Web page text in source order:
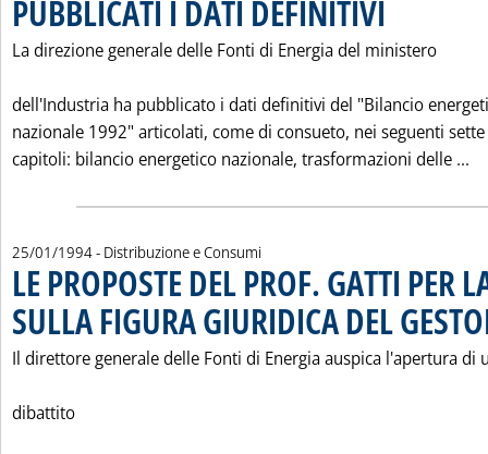
PUBBLICATI I DATI DEFINITIVI
La direzione generale delle Fonti di Energia del ministero
dell'Industria ha pubblicato i dati definitivi del "Bilancio
nazionale 1992" articolati, come di consueto, nei seguenti sette
capitoli: bilancio energetico nazionale, trasformazioni delle ...
25/01/1994- Distribuzione e Consumi
LE PROPOSTE DEL PROF. GATTI PER
SULLA FIGURA GIURIDICA DEL
Il direttore generale delle Fonti di Energia auspica l'apertura di
dibattito